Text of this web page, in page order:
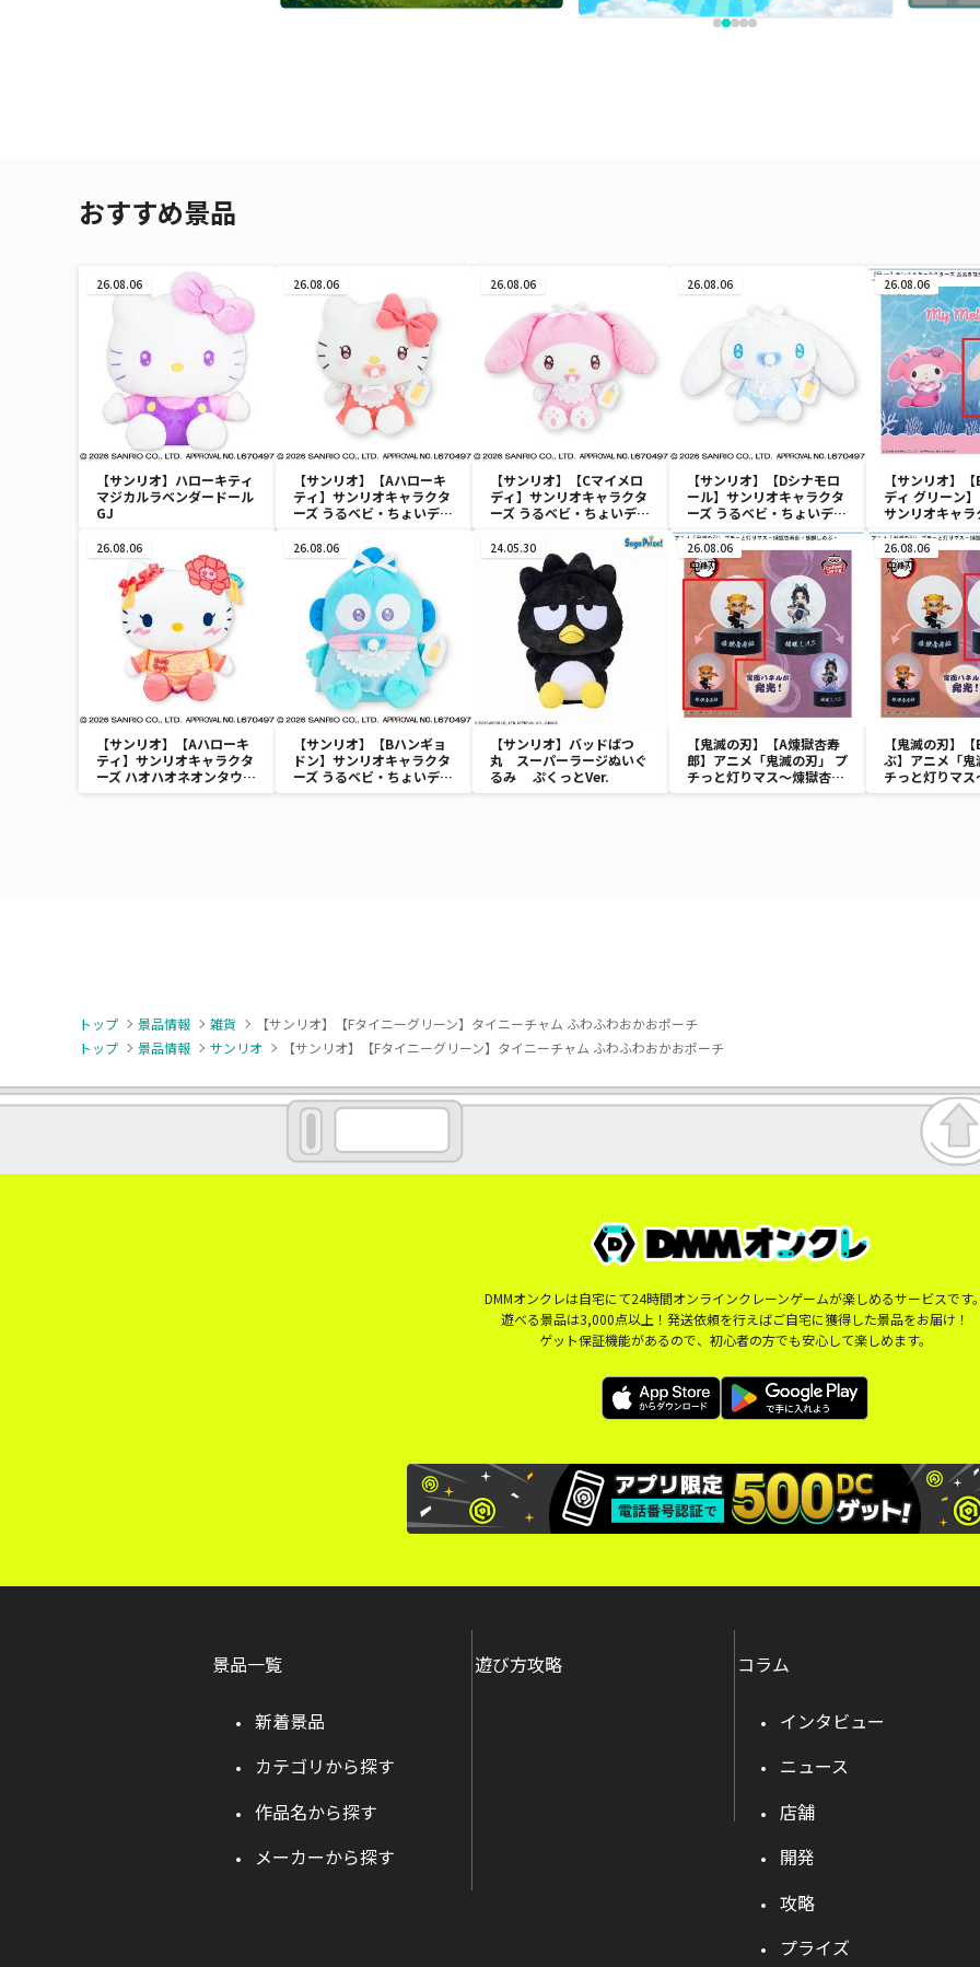
おすすめ景品
26.08.06
【サンリオ】ハローキティ
マジカルラベンダードール
GJ
26.08.06
【サンリオ】【Aハローキ
ティ】サンリオキャラクタ
ーズ うるベビ・ちょいデカ
26.08.06
【サンリオ】【Cマイメロ
ディ】サンリオキャラクタ
ーズ うるベビ・ちょいデカ
26.08.06
【サンリオ】【Dシナモロ
ール】サンリオキャラクタ
ーズ うるベビ・ちょいデカ
ドール
26.08.06
【サンリオ】
ディ グリーン
サンリオキャラ
おきな
イメロディ マ
～
26.08.06
【サンリオ】【Aハローキ
ティ】サンリオキャラクタ
ーズ ハオハオネオンタウン
ドールBIGタイプ1
26.08.06
【サンリオ】【Bハンギョ
ドン】サンリオキャラクタ
ーズ うるベビ・ちょいデカ
ドール
24.05.30
【サンリオ】バッドばつ
丸 スーパーラージぬいぐ
るみ ぷくっとVer.
26.08.06
【鬼滅の刃】【A煉獄杏寿
郎】アニメ「鬼滅の刃」 プ
チっと灯りマス～煉獄杏寿
郎・胡蝶しのぶ～
26.08.06
【鬼滅の刃】
ぶ】アニメ「鬼
チっと灯りマ
郎・胡蝶しのぶ
トップ 景品情報 雑貨
【サンリオ】【Fタイニーグリーン】タイニーチャム ふわふわおかおポーチ
トップ
景品情報 サンリオ 【サンリオ】【Fタイニーグリーン】タイニーチャム ふわふわおかおポーチ
DMMオンクレは自宅にて24時間オンラインクレーンゲームが楽しめるサービスです
遊べる景品は3,000点以上！発送依頼を行えばご自宅に獲得した景品をお届け！
ゲット保証機能があるので、初心者の方でも安心して楽しめます。
景品一覧
新着景品
カテゴリから探す
作品名から探す
メーカーから探す
遊び方攻略 コラム
インタビュー
ニュース
店舗
開発
攻略
プライズ